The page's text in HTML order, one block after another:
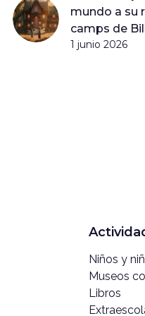
mundo a su
camps de
1 junio 2026
Niños y
Museos
Libros